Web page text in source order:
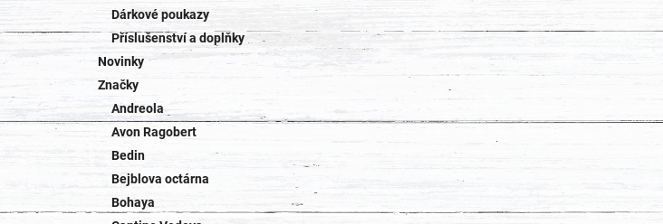
Dárkové poukazy
Příslušenství a doplňky
Novinky
Značky
Andreola
Avon Ragobert
Bedin
Bejblova octárna
Bohaya